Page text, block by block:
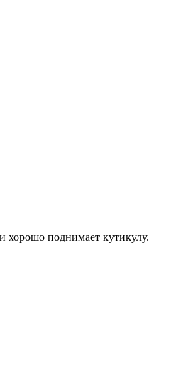
хорошо поднимает кутикулу.